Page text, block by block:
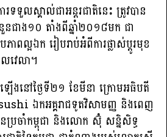
លស្គាល់ជាអន្តរជាតិនេះ ត្រូវបាន
នជាង១០ តាំងពីឆ្នាំ២០១៨មក ជា
ពល្អឯក រៀបរាប់អំពីការផ្លាស់ប្តូរមុខ
វេលា។
ើងនៅថ្ងៃទី២១ ខែមីនា ក្រោមអធិបតី
ឯកអគ្គរាជទូតវិសាមញ្ញ និងពេញ
ប្រចាំកម្ពុជា និងលោក ស៊ុំ សន្និសិទ្ធ